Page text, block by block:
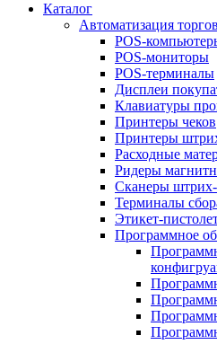
Каталог
Автоматизация
POS-
POS-мониторы
POS-терминалы
Дисплеи
Клавиатуры
Принтеры чеков
Принтеры
Расходные
Ридеры
Сканеры штрих-
Терминалы
Этикет-
Программное